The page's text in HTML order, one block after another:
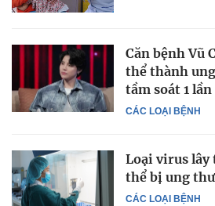
CÁC LOẠI BỆNH
Căn bệnh Vũ
thể thành
tầm soát 1 lần
CÁC LOẠI BỆNH
Loại virus lây
thể bị ung